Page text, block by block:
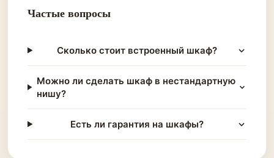
Частые вопросы
Сколько стоит встроенный шкаф?
Можно ли сделать шкаф в нестандартную
нишу?
Есть ли гарантия на шкафы?